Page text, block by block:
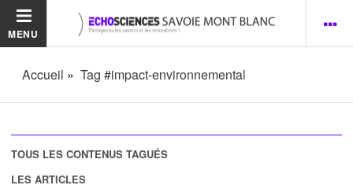
MENU
Accueil Tag #impact-environnemental
TOUS LES CONTENUS TAGUÉS
LES ARTICLES